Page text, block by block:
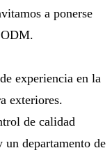
a ponerse
experiencia en la
exteriores.
de calidad
departamento de